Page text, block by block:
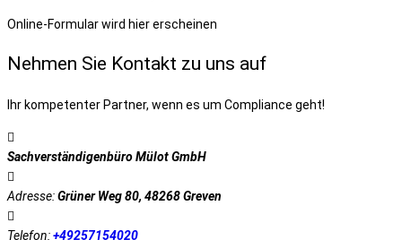
Online-Formular wird hier erscheinen
Nehmen Sie Kontakt zu uns auf
Ihr kompetenter Partner, wenn es um Compliance geht!
Sachverständigenbüro Mülot GmbH
Adresse:Grüner Weg 80, 48268 Greven
Telefon:+49257154020